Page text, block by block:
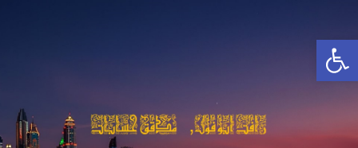
פתח סרגל נגישות
content